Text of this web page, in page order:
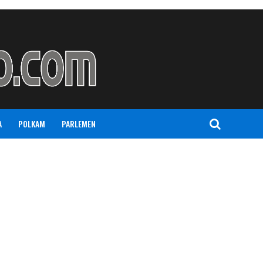
POLKAM PARLEMEN